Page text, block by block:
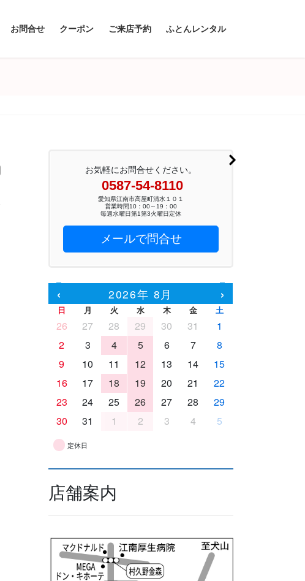
お問合せ クーポン ご来店予約 ふとんレンタル
お気軽にお問合せください。
0587-54-8110
愛知県江南市高屋町清水１０１
営業時間10：00～19：00
毎週水曜日第1第3火曜日定休
メールで問合せ
‹ 2026年 8月 ›
日 月 火 水 木 金 土
26 27 28 29 30 31
1
2
3 4 5 6 7
8
9
10 11 12 13 14
15
16
17 18 19 20 21
22
23
24 25 26 27 28
29
30
31 1 2 3 4 5
定休日
店舗案内